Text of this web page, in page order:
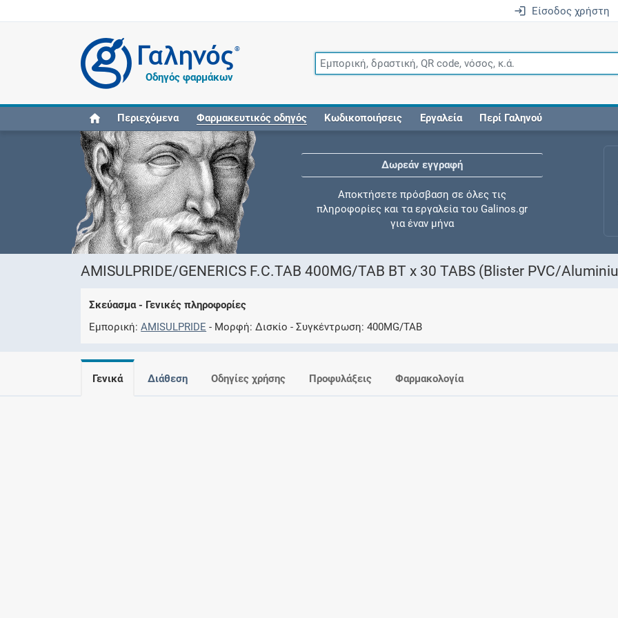
Είσοδος χρήστη
®
Οδηγός φαρμάκων
Περιεχόμενα Φαρμακευτικός οδηγός Κωδικοποιήσεις Εργαλεία Περί Γαληνού
Δωρεάν εγγραφή
Αποκτήσετε πρόσβαση σε όλες τις
πληροφορίες και τα εργαλεία του Galinos.gr
για έναν μήνα
Ελέγξτε την αγωγή σας για αντενδείξεις και
AMISULPRIDE/GENERICS F.C.TAB 400MG/TAB BT x 30 TABS (Blister PVC/
Σκεύασμα - Γενικές πληροφορίες
Εμπορική AMISULPRIDE Μορφή Δισκίο Συγκέντρωση 400MG/TAB
Γενικά Διάθεση Οδηγίες χρήσης Προφυλάξεις Φαρμακολογία